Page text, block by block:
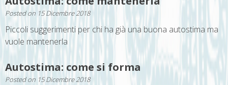
Posted on 15 Dicembre 2018
Piccoli suggerimenti per chi ha già una buona autostima ma
vuole mantenerla
Autostima: come si forma
Posted on 15 Dicembre 2018